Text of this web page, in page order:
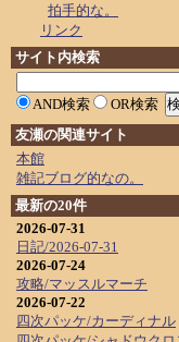
拍手的な。
リンク
サイト内検索
AND検索
OR検索
友瀬の関連サイト
本館
雑記ブログ的なの。
最新の20件
2026-07-31
日記/2026-07-31
2026-07-24
攻略/マッスルマーチ
2026-07-22
四次パッケ/カーディナル